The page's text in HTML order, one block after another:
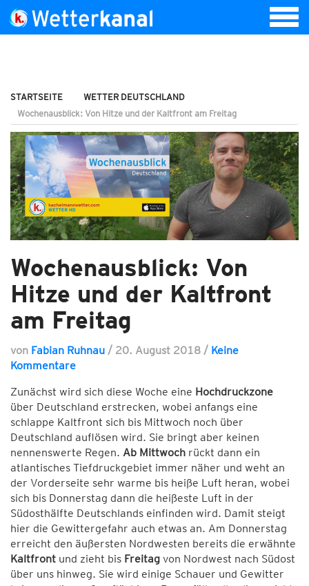
STARTSEITE
WETTER DEUTSCHLAND
Wochenausblick: Von Hitze und der Kaltfront am Freitag
Wochenausblick: Von
Hitze und der Kaltfront
am Freitag
von Fabian Ruhnau / 20. August 2018 / Keine
Kommentare
Zunächst wird sich diese Woche eine Hochdruckzone
über Deutschland erstrecken, wobei anfangs eine
schlappe Kaltfront sich bis Mittwoch noch über
Deutschland auflösen wird. Sie bringt aber keinen
nennenswerte Regen. Ab Mittwoch rückt dann ein
atlantisches Tiefdruckgebiet immer näher und weht an
der Vorderseite sehr warme bis heiße Luft heran, wobei
sich bis Donnerstag dann die heißeste Luft in der
Südosthälfte Deutschlands einfinden wird. Damit steigt
hier die Gewittergefahr auch etwas an. Am Donnerstag
erreicht den äußersten Nordwesten bereits die erwähnte
Kaltfront und zieht bis Freitag von Nordwest nach Südost
über uns hinweg. Sie wird einige Schauer und Gewitter